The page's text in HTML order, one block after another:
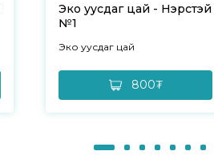
Эко уусдаг цай - Нэрстэй
№1
Эко уусдаг цай
800₮